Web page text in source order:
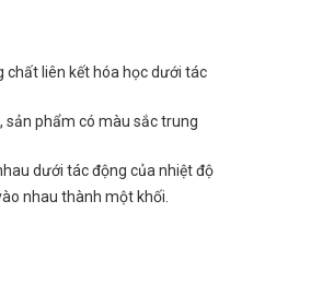
liên kết hóa học dưới tác
sản phẩm có màu sắc trung
dưới tác động của nhiệt độ
nhau thành một khối.